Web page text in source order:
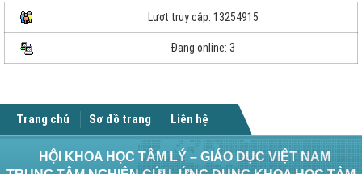
Lượt truy cập: 13254915
Đang online: 3
Trang chủ Sơ đồ trang Liên hệ
HỘI KHOA HỌC TÂM LÝ – GIÁO DỤC VIỆT NAM